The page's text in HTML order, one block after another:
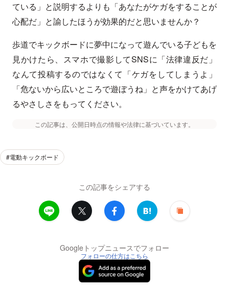
ている」と説明するよりも「あなたがケガをすることが
心配だ」と諭したほうが効果的だと思いませんか？
歩道でキックボードに夢中になって遊んでいる子どもを
見かけたら、スマホで撮影してSNSに「法律違反だ」
なんて投稿するのではなくて「ケガをしてしまうよ」
「危ないから広いところで遊ぼうね」と声をかけてあげ
るやさしさをもってください。
この記事は、公開日時点の情報や法律に基づいています。
#電動キックボード
この記事をシェアする
Googleトップニュースでフォロー
フォローの仕方はこちら